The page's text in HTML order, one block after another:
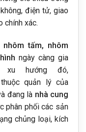
điện tử, giao
chính xác.
nhôm tấm, nhôm
ngày càng gia
xu hướng đó,
quản lý của
đang là nhà cung
phân phối các sản
chủng loại, kích